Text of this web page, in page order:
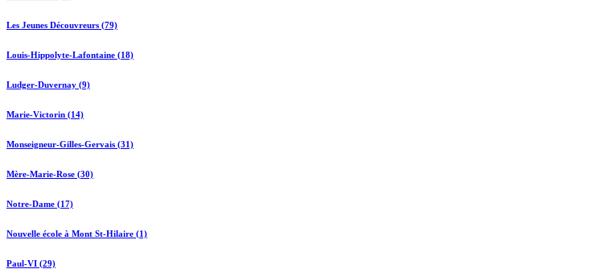
Les Jeunes Découvreurs (79)
Louis-Hippolyte-Lafontaine (18)
Ludger-Duvernay (9)
Marie-Victorin (14)
Monseigneur-Gilles-Gervais (31)
Mère-Marie-Rose (30)
Notre-Dame (17)
Nouvelle école à Mont St-Hilaire (1)
Paul-VI (29)